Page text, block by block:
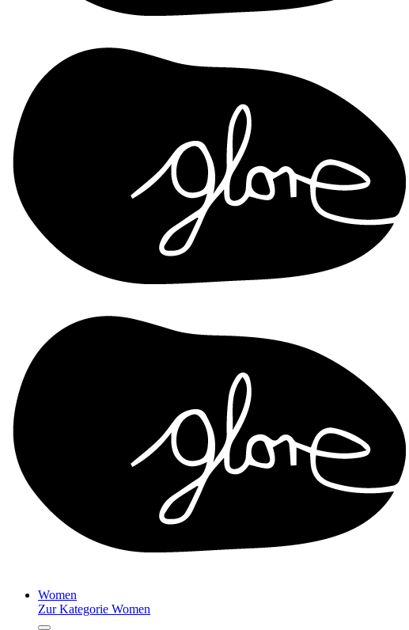
Women
Zur Kategorie Women